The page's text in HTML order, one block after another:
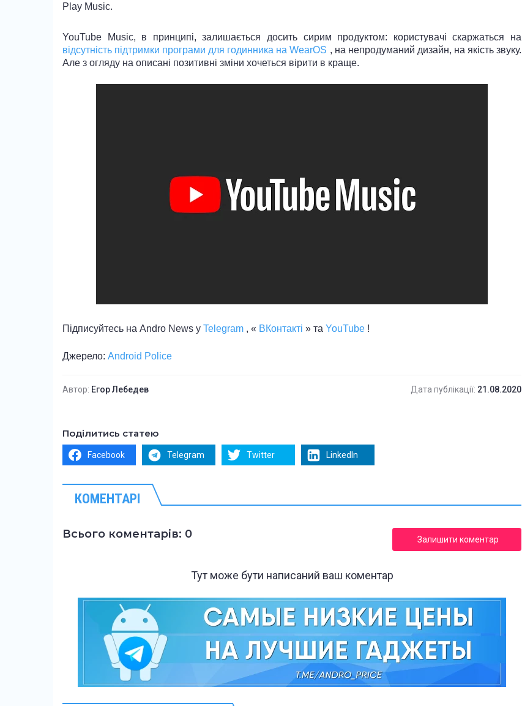
Play Music.
YouTube Music, в принципі, залишається досить сирим продуктом: користувачі скаржаться на
відсутність підтримки програми для годинника на WearOS , на непродуманий дизайн, на якість звуку.
Але з огляду на описані позитивні зміни хочеться вірити в краще.
Підписуйтесь на Andro News у Telegram , « ВКонтакті » та YouTube !
Джерело: Android Police
Автор: Егор Лебедев Дата публікації: 21.08.2020
Поділитись статею
Facebook Telegram Twitter LinkedIn
КОМЕНТАРІ
Всього коментарів: 0 Залишити коментар
Тут може бути написаний ваш коментар